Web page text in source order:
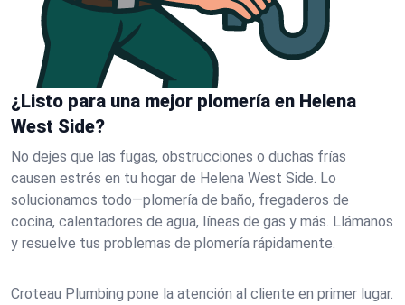
¿Listo para una mejor plomería en Helena
West Side?
No dejes que las fugas, obstrucciones o duchas frías
causen estrés en tu hogar de Helena West Side. Lo
solucionamos todo—plomería de baño, fregaderos de
cocina, calentadores de agua, líneas de gas y más. Llámanos
y resuelve tus problemas de plomería rápidamente.
Croteau Plumbing pone la atención al cliente en primer lugar.